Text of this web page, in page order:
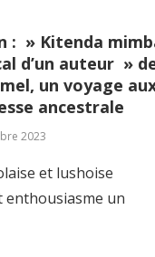
: » Kitenda
d’un auteur »
un voyage
ancestrale
2023
et lushoise
enthousiasme un